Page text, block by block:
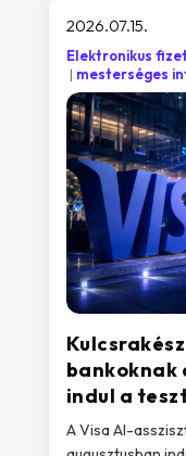
bankoknak
indul a
2026.07.15.
Elektronikus
mesterséges
A Visa AI-